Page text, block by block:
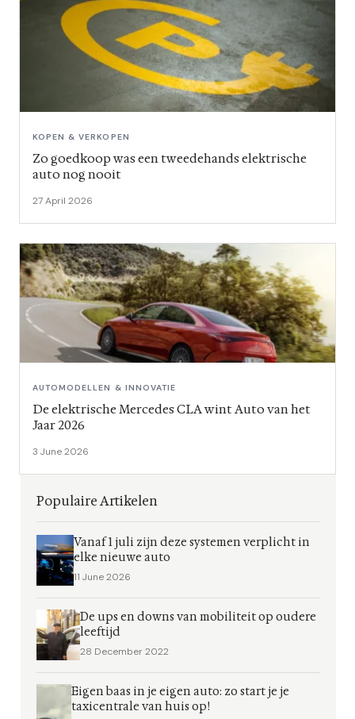
KOPEN & VERKOPEN
Zo goedkoop was een tweedehands elektrische
auto nog nooit
27 April 2026
AUTOMODELLEN & INNOVATIE
De elektrische Mercedes CLA wint Auto van het
Jaar 2026
3 June 2026
Populaire Artikelen
Vanaf 1 juli zijn deze systemen verplicht in
elke nieuwe auto
11 June 2026
De ups en downs van mobiliteit op oudere
leeftijd
28 December 2022
Eigen baas in je eigen auto: zo start je je
taxicentrale van huis op!